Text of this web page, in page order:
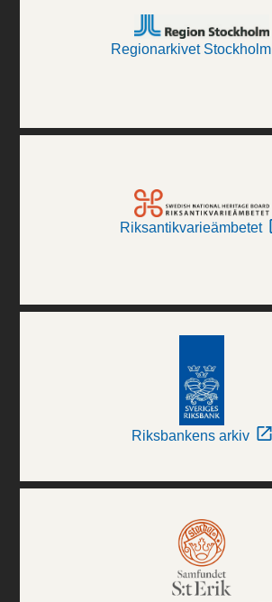
Regionarkivet Stockholm
Riksantikvarieämbetet
Riksbankens arkiv